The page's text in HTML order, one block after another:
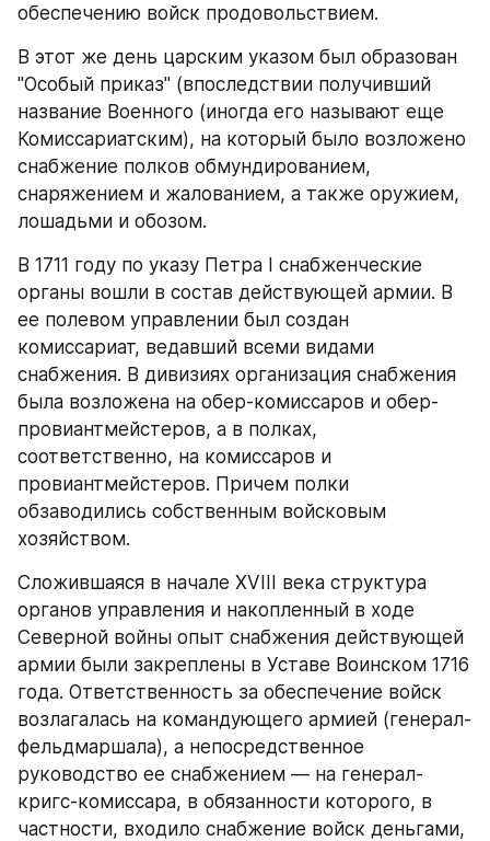
обеспечению войск продовольствием.
В этот же день царским указом был образован
"Особый приказ" (впоследствии получивший
название Военного (иногда его называют еще
Комиссариатским), на который было возложено
снабжение полков обмундированием,
снаряжением и жалованием, а также оружием,
лошадьми и обозом.
В 1711 году по указу Петра I снабженческие
органы вошли в состав действующей армии. В
ее полевом управлении был создан
комиссариат, ведавший всеми видами
снабжения. В дивизиях организация снабжения
была возложена на обер-комиссаров и обер-
провиантмейстеров, а в полках,
соответственно, на комиссаров и
провиантмейстеров. Причем полки
обзаводились собственным войсковым
хозяйством.
Сложившаяся в начале XVIII века структура
органов управления и накопленный в ходе
Северной войны опыт снабжения действующей
армии были закреплены в Уставе Воинском 1716
года. Ответственность за обеспечение войск
возлагалась на командующего армией (генерал-
фельдмаршала), а непосредственное
руководство ее снабжением — на генерал-
кригс-комиссара, в обязанности которого, в
частности, входило снабжение войск деньгами,